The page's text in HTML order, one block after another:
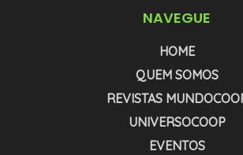
NAVEGUE
HOME
QUEM SOMOS
REVISTAS
UNIVERSOCOOP
EVENTOS